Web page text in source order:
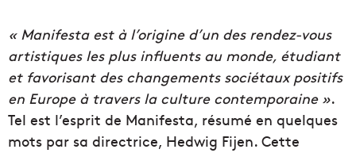
« Manifesta est à l’origine d’un des rendez-vous
artistiques les plus influents au monde, étudiant
et favorisant des changements sociétaux positifs
en Europe à travers la culture contemporaine ».
Tel est l’esprit de Manifesta, résumé en quelques
mots par sa directrice, Hedwig Fijen. Cette